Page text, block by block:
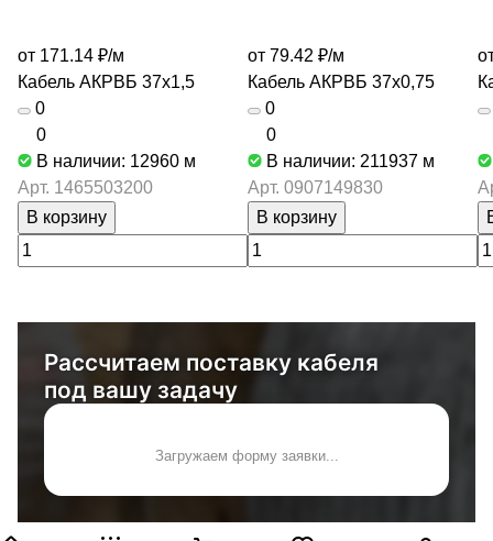
от 171.14 ₽/м
Кабель АКРВБ 37х1,5
0
0
В наличии: 12960 м
Арт. 1465503200
В корзину
от 79.42 ₽/м
Кабель АКРВБ 37х0,75
0
0
В наличии: 211937 м
Арт. 0907149830
В корзину
Рассчитаем поставку кабеля
под вашу задачу
Загружаем форму заявки...